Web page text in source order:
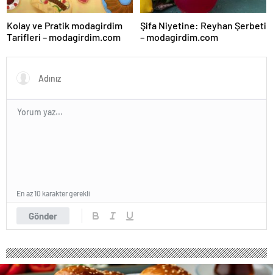
Kolay ve Pratik modagirdim
Tarifleri – modagirdim.com
Şifa Niyetine: Reyhan Şerbeti
– modagirdim.com
Gönder
En az 10 karakter gerekli